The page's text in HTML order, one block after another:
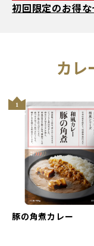
初回限定のお得
豚の角煮カレー